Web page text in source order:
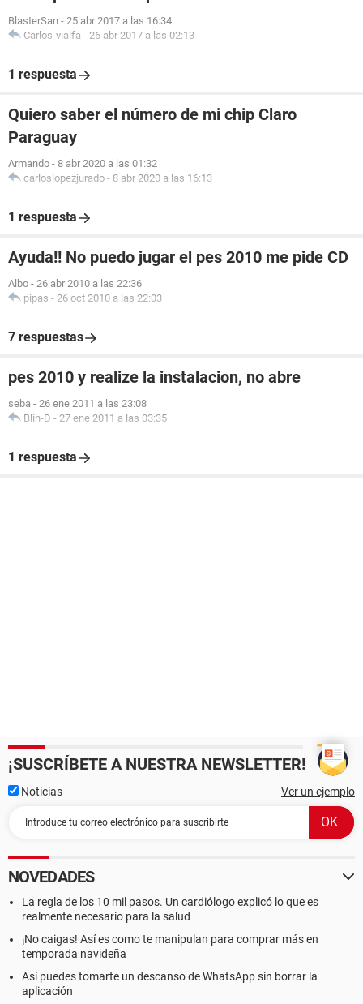
BlasterSan - 25 abr 2017 a las 16:34
Carlos-vialfa - 26 abr 2017 a las 02:13
1 respuesta
Quiero saber el número de mi chip Claro
Paraguay
Armando - 8 abr 2020 a las 01:32
carloslopezjurado - 8 abr 2020 a las 16:13
1 respuesta
Ayuda!! No puedo jugar el pes 2010 me pide CD
Albo - 26 abr 2010 a las 22:36
pipas - 26 oct 2010 a las 22:03
7 respuestas
pes 2010 y realize la instalacion, no abre
seba - 26 ene 2011 a las 23:08
Blin-D - 27 ene 2011 a las 03:35
1 respuesta
¡SUSCRÍBETE A NUESTRA NEWSLETTER!
Noticias Ver un ejemplo
NOVEDADES
La regla de los 10 mil pasos. Un cardiólogo explicó lo que es
realmente necesario para la salud
¡No caigas! Así es como te manipulan para comprar más en
temporada navideña
Así puedes tomarte un descanso de WhatsApp sin borrar la
aplicación